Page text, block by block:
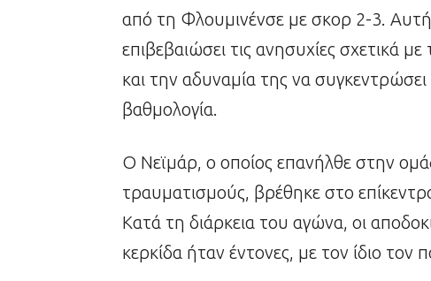
από τη Φλουμινένσε με σκορ 2-3. Αυτή
επιβεβαιώσει τις ανησυχίες σχετικά
και την αδυναμία της να
βαθμολογία.
Ο Νεϊμάρ, ο οποίος επανήλθε στην
τραυματισμούς, βρέθηκε στο
Κατά τη διάρκεια του αγώνα, οι
κερκίδα ήταν έντονες, με τον ίδιο τον